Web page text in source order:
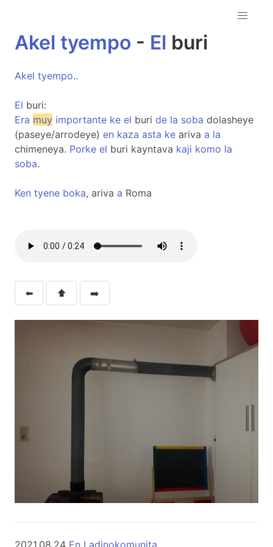
Akel tyempo - El buri
Akel tyempo..
El buri:
Era muy importante ke el buri de la soba dolasheye
(paseye/arrodeye) en kaza asta ke ariva a la
chimeneya. Porke el buri kayntava kaji komo la
soba.
Ken tyene boka, ariva a Roma
⬅️ ⬆️ ➡️
2021.08.24 En Ladinokomunita